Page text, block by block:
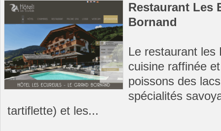
Restaurant Les
Bornand
Le restaurant les
cuisine raffinée
poissons des
spécialités
tartiflette) et les...